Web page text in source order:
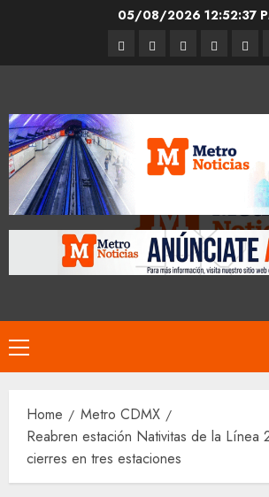
05/08/2026 12:52:38
Entrevistas
Espectáculos
Movilidad
Metro
CDMX
Primary
Menu
Home
Metro CDMX
Reabren estación Nativitas de la Línea
cierres en tres estaciones